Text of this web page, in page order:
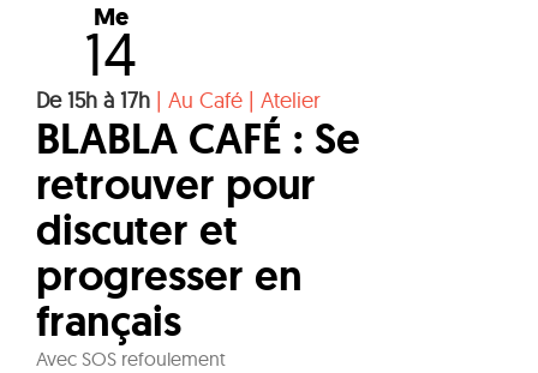
Me
14
De 15h à 17h | Au Café | Atelier
BLABLA CAFÉ : Se
retrouver pour
discuter et
progresser en
français
Avec SOS refoulement